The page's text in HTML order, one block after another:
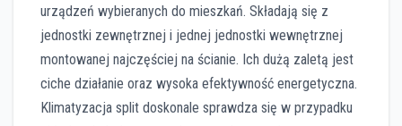
urządzeń wybieranych do mieszkań. Składają się z
jednostki zewnętrznej i jednej jednostki wewnętrznej
montowanej najczęściej na ścianie. Ich dużą zaletą jest
ciche działanie oraz wysoka efektywność energetyczna.
Klimatyzacja split doskonale sprawdza się w przypadku